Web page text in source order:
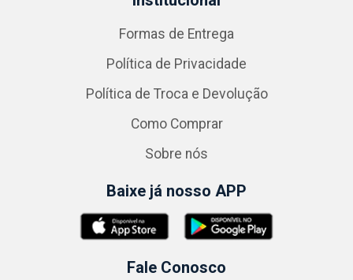
Formas de Entrega
Política de Privacidade
Política de Troca e Devolução
Como Comprar
Sobre nós
Baixe já nosso APP
Fale Conosco